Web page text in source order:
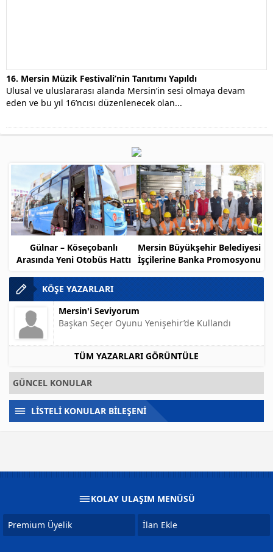
16. Mersin Müzik Festivali’nin Tanıtımı Yapıldı
Ulusal ve uluslararası alanda Mersin’in sesi olmaya devam
eden ve bu yıl 16’ncısı düzenlenecek olan...
Gülnar – Köseçobanlı
Arasında Yeni Otobüs Hattı
Mersin Büyükşehir Belediyesi
İşçilerine Banka Promosyonu
KÖŞE YAZARLARI
Mersin'i Seviyorum
Başkan Seçer Oyunu Yenişehir’de Kullandı
TÜM YAZARLARI GÖRÜNTÜLE
GÜNCEL KONULAR
LİSTELİ KONULAR BİLEŞENİ
KOLAY ULAŞIM MENÜSÜ
Premium Üyelik İlan Ekle